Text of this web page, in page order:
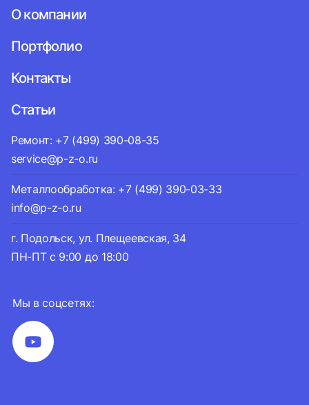
Мы в соцсетях:
О компании
Портфолио
Контакты
Статьи
Ремонт: +7 (499) 390-08-35
service@p-z-o.ru
Металлообработка: +7 (499) 390-03-33
info@p-z-o.ru
г. Подольск, ул. Плещеевская, 34
ПН-ПТ с 9:00 до 18:00